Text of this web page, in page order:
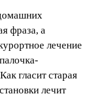
фраза, а
лечение
гласит старая
лечит